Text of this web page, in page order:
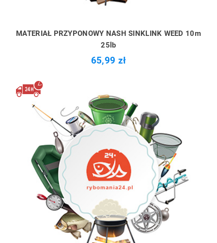
MATERIAŁ PRZYPONOWY NASH SINKLINK WEED 10m
25lb
65,99 zł